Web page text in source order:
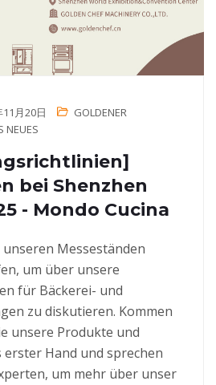
月20日
GOLDENER
NEUES
bei Shenzhen
- Mondo Cucina
Messeständen
um über unsere
für Bäckerei- und
zu diskutieren. Kommen
unsere Produkte und
Hand und sprechen
um mehr über unser